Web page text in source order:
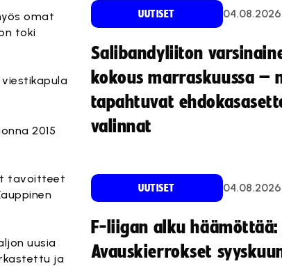
omat
toki
2015
tavoitteet
uusia
ja
UUTISET 04.08.2026
Salibandyliiton
kokous marraskuussa –
tapahtuvat
valinnat
UUTISET 04.08.2026
F-liigan alku häämöttää:
Avauskierrokset